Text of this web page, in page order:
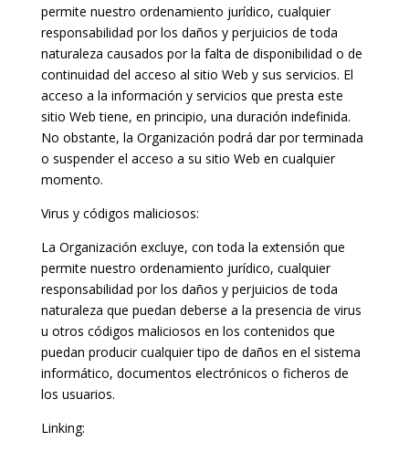
permite nuestro ordenamiento jurídico, cualquier
responsabilidad por los daños y perjuicios de toda
naturaleza causados por la falta de disponibilidad o de
continuidad del acceso al sitio Web y sus servicios. El
acceso a la información y servicios que presta este
sitio Web tiene, en principio, una duración indefinida.
No obstante, la Organización podrá dar por terminada
o suspender el acceso a su sitio Web en cualquier
momento.
Virus y códigos maliciosos:
La Organización excluye, con toda la extensión que
permite nuestro ordenamiento jurídico, cualquier
responsabilidad por los daños y perjuicios de toda
naturaleza que puedan deberse a la presencia de virus
u otros códigos maliciosos en los contenidos que
puedan producir cualquier tipo de daños en el sistema
informático, documentos electrónicos o ficheros de
los usuarios.
Linking: